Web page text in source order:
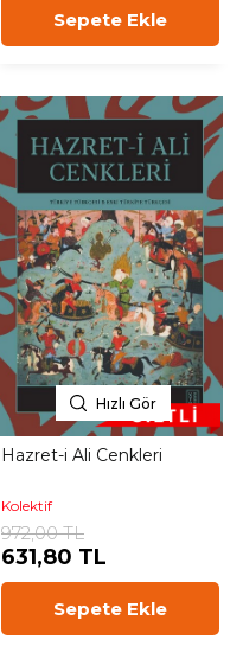
Sepete Ekle
Hızlı Gör
Hazret-i Ali Cenkleri
Kolektif
972,00 TL
631,80 TL
Sepete Ekle